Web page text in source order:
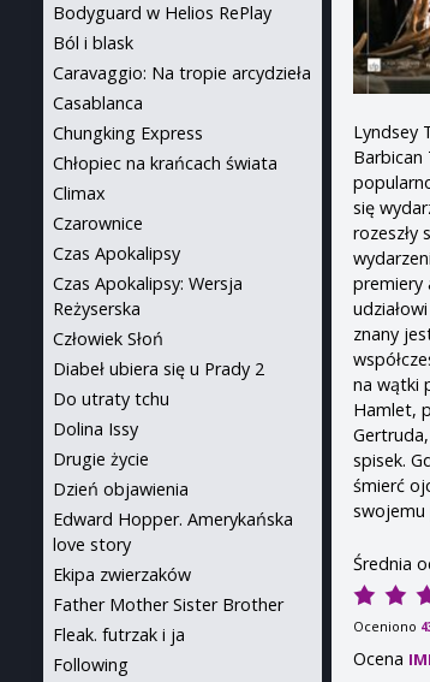
Lyndsey
Barbican
się
rozeszły
premiery
znany
na wątki
Hamlet,
spisek.
śmierć
swojemu
Średnia
Oceniono
Ocena
Bodyguard w Helios RePlay
Ból i blask
Caravaggio: Na tropie arcydzieła
Casablanca
Chungking Express
Chłopiec na krańcach świata
Climax
Czarownice
Czas Apokalipsy
Czas Apokalipsy: Wersja
Reżyserska
Człowiek Słoń
Diabeł ubiera się u Prady 2
Do utraty tchu
Dolina Issy
Drugie życie
Dzień objawienia
Edward Hopper. Amerykańska
love story
Ekipa zwierzaków
Father Mother Sister Brother
Fleak. futrzak i ja
Following